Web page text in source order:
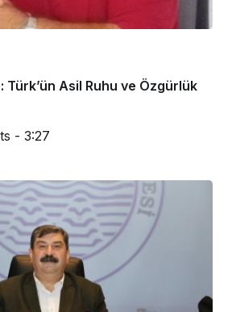
Türk’ün Asil Ruhu ve Özgürlük
- 3:27